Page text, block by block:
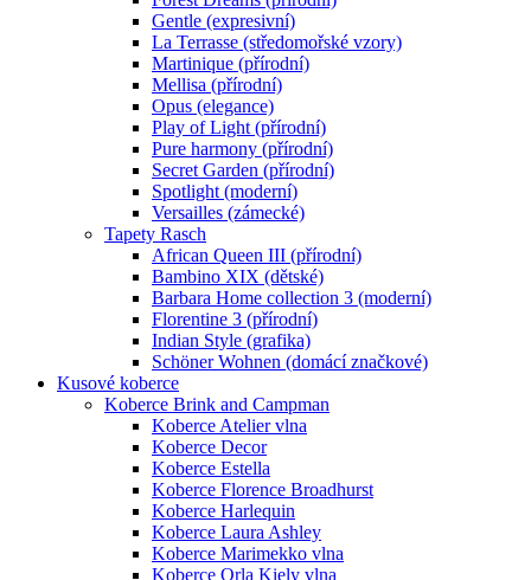
Gentle (expresivní)
La Terrasse (středomořské vzory)
Martinique (přírodní)
Mellisa (přírodní)
Opus (elegance)
Play of Light (přírodní)
Pure harmony (přírodní)
Secret Garden (přírodní)
Spotlight (moderní)
Versailles (zámecké)
Tapety Rasch
African Queen III (přírodní)
Bambino XIX (dětské)
Barbara Home collection 3 (moderní)
Florentine 3 (přírodní)
Indian Style (grafika)
Schöner Wohnen (domácí značkové)
Kusové koberce
Koberce Brink and Campman
Koberce Atelier vlna
Koberce Decor
Koberce Estella
Koberce Florence Broadhurst
Koberce Harlequin
Koberce Laura Ashley
Koberce Marimekko vlna
Koberce Orla Kiely vlna